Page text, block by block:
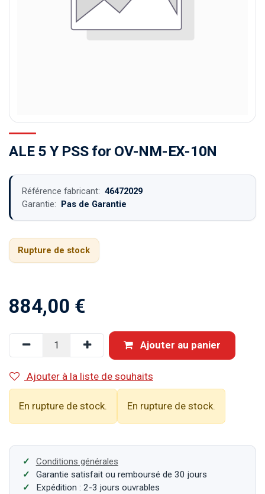
ALE 5 Y PSS for OV-NM-EX-10N
Référence fabricant: 46472029
Garantie:
Pas de Garantie
Rupture de stock
884,00 €
Ajouter au panier
Ajouter à la liste de souhaits
En rupture de stock. En rupture de stock.
Conditions générales
Garantie satisfait ou remboursé de 30 jours
Expédition : 2-3 jours ouvrables